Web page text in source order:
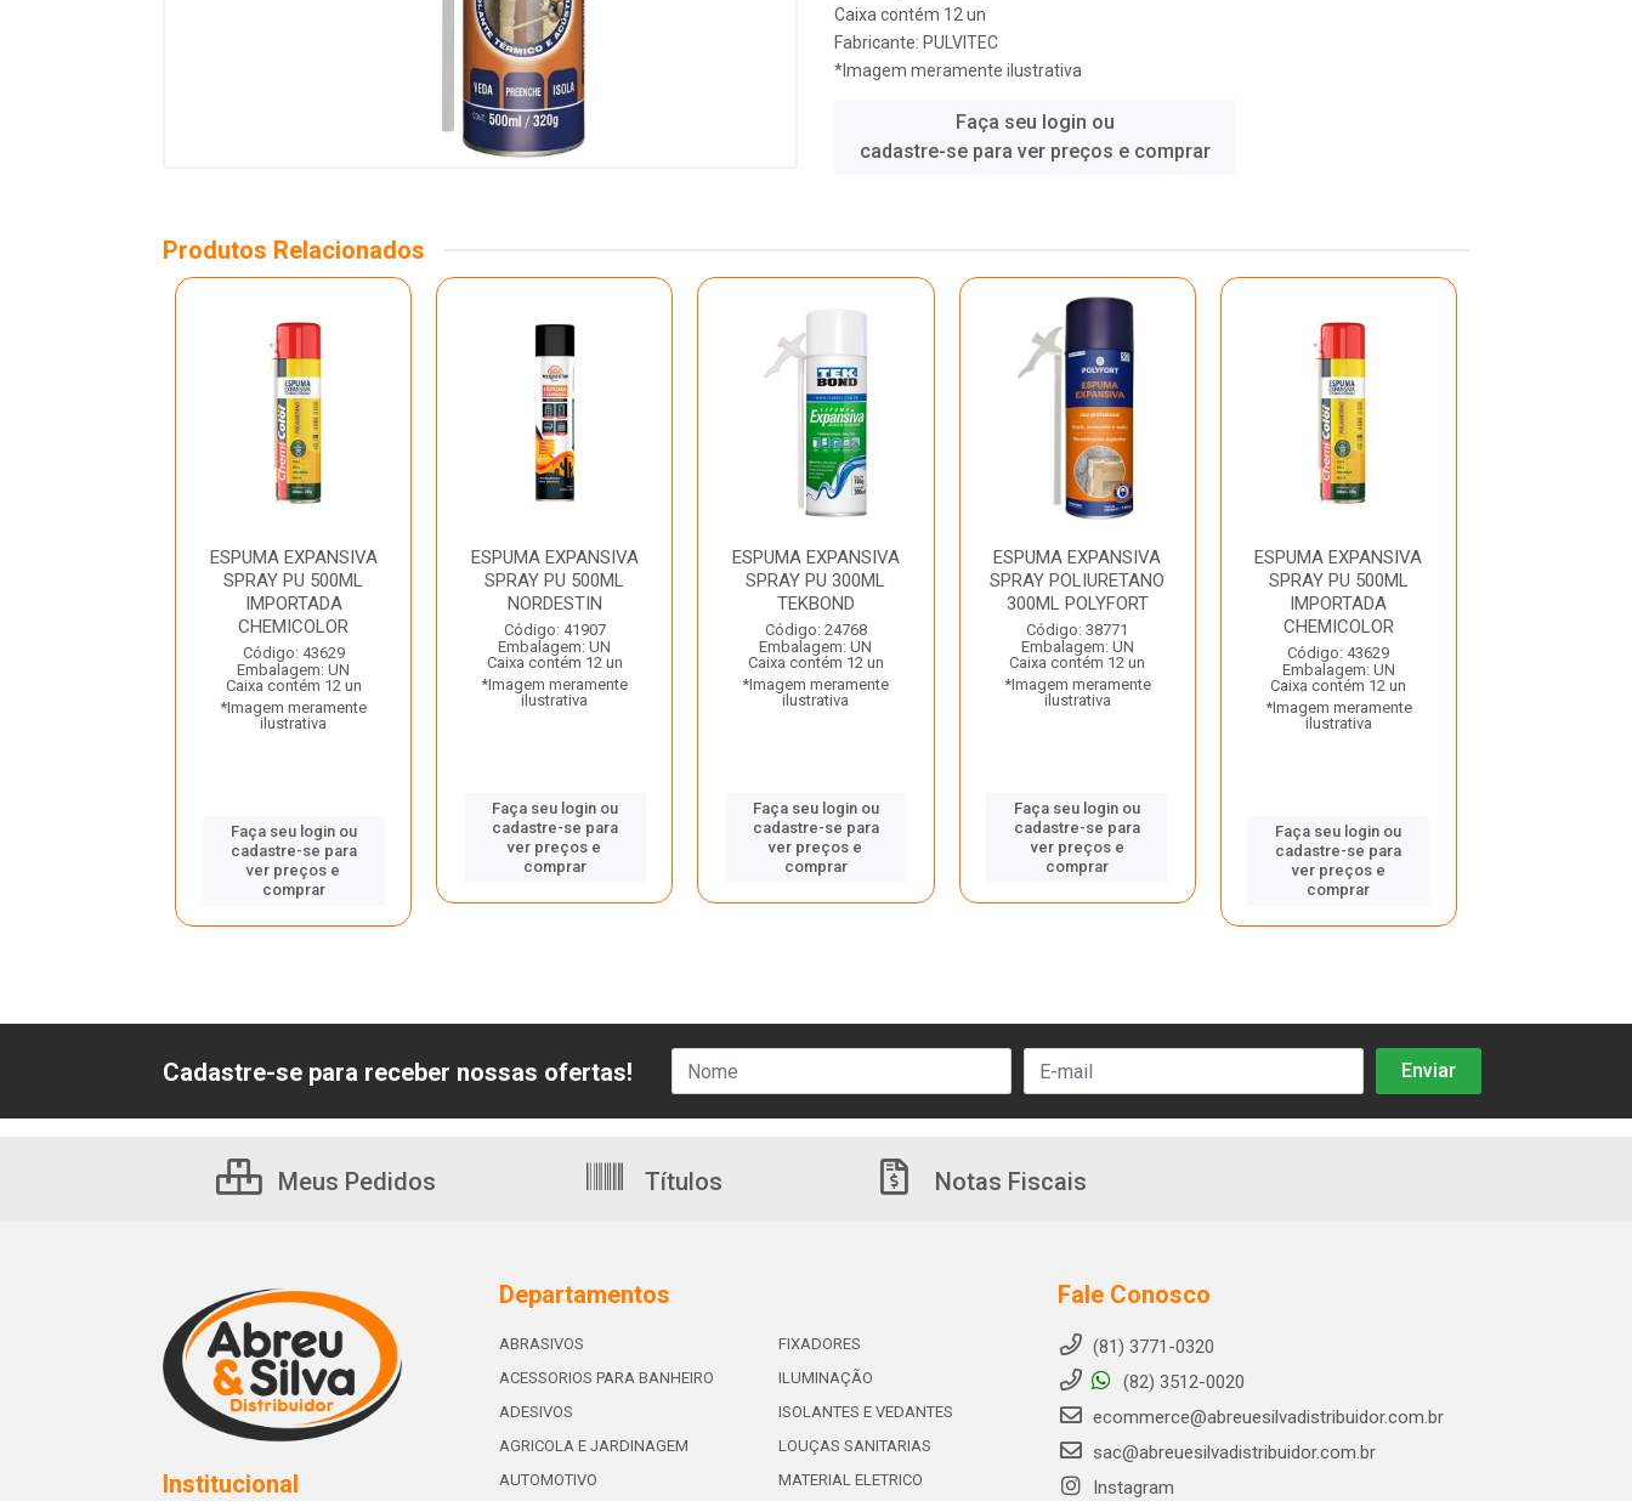
Caixa contém 12 un
Fabricante: PULVITEC
*Imagem meramente ilustrativa
Faça seu login ou
cadastre-se para ver preços e comprar
Produtos Relacionados
ESPUMA EXPANSIVA
SPRAY PU 500ML
IMPORTADA
CHEMICOLOR
Código: 43629
Embalagem: UN
Caixa contém 12 un
*Imagem meramente
ilustrativa
Faça seu login ou
cadastre-se para
ver preços e
comprar
ESPUMA EXPANSIVA
SPRAY PU 500ML
NORDESTIN
Código: 41907
Embalagem: UN
Caixa contém 12 un
*Imagem meramente
ilustrativa
Faça seu login ou
cadastre-se para
ver preços e
comprar
ESPUMA EXPANSIVA
SPRAY PU 300ML
TEKBOND
Código: 24768
Embalagem: UN
Caixa contém 12 un
*Imagem meramente
ilustrativa
Faça seu login ou
cadastre-se para
ver preços e
comprar
ESPUMA EXPANSIVA
SPRAY POLIURETANO
300ML POLYFORT
Código: 38771
Embalagem: UN
Caixa contém 12 un
*Imagem meramente
ilustrativa
Faça seu login ou
cadastre-se para
ver preços e
comprar
ESPUMA EXPANSIVA
SPRAY PU 500ML
IMPORTADA
CHEMICOLOR
Código: 43629
Embalagem: UN
Caixa contém 12 un
*Imagem meramente
ilustrativa
Faça seu login ou
cadastre-se para
ver preços e
comprar
Cadastre-se para receber nossas ofertas!
Meus Pedidos Títulos Notas Fiscais
Institucional
Departamentos
ABRASIVOS
ACESSORIOS PARA BANHEIRO
ADESIVOS
AGRICOLA E JARDINAGEM
AUTOMOTIVO
FIXADORES
ILUMINAÇÃO
ISOLANTES E VEDANTES
LOUÇAS SANITARIAS
MATERIAL ELETRICO
Fale Conosco
(81) 3771-0320
(82) 3512-0020
ecommerce@abreuesilvadistribuidor.com.br
sac@abreuesilvadistribuidor.com.br
Instagram